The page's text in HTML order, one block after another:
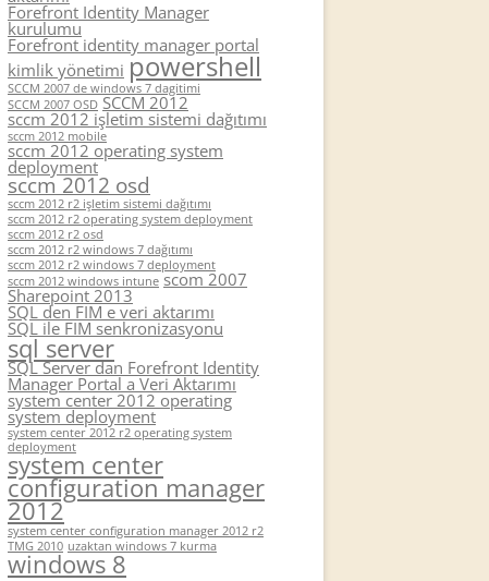
Forefront Identity Manager
kurulumu
Forefront identity manager portal
kimlik yönetimi powershell
SCCM 2007 de windows 7 dagitimi
SCCM 2007 OSD SCCM 2012
sccm 2012 işletim sistemi dağıtımı
sccm 2012 mobile
sccm 2012 operating system
deployment
sccm 2012 osd
sccm 2012 r2 işletim sistemi dağıtımı
sccm 2012 r2 operating system deployment
sccm 2012 r2 osd
sccm 2012 r2 windows 7 dağıtımı
sccm 2012 r2 windows 7 deployment
sccm 2012 windows intune scom 2007
Sharepoint 2013
SQL den FIM e veri aktarımı
SQL ile FIM senkronizasyonu
sql server
SQL Server dan Forefront Identity
Manager Portal a Veri Aktarımı
system center 2012 operating
system deployment
system center 2012 r2 operating system
deployment
system center
configuration manager
2012
system center configuration manager 2012 r2
TMG 2010 uzaktan windows 7 kurma
windows 8